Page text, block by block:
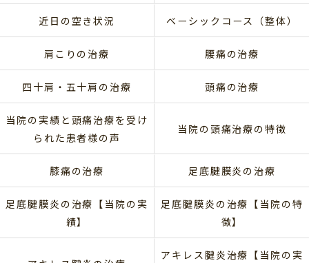
近日の空き状況 ベーシックコース（整体）
肩こりの治療 腰痛の治療
四十肩・五十肩の治療 頭痛の治療
当院の実績と頭痛治療を受け
られた患者様の声
当院の頭痛治療の特徴
膝痛の治療 足底腱膜炎の治療
足底腱膜炎の治療【当院の実
績】
足底腱膜炎の治療【当院の特
徴】
アキレス腱炎治療【当院の実